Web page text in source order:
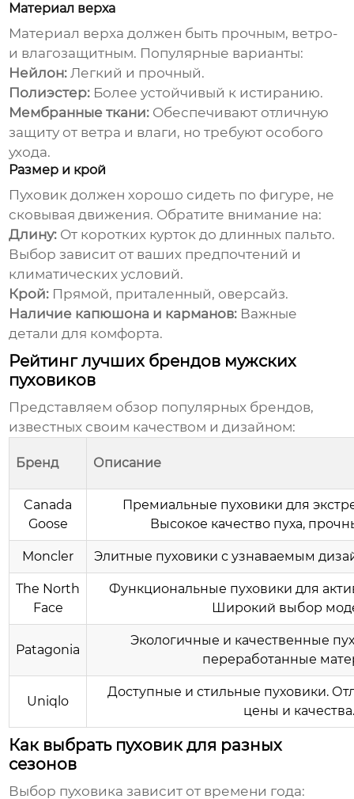
Материал верха
Материал верха должен быть прочным, ветро-
и влагозащитным. Популярные варианты:
Нейлон: Легкий и прочный.
Полиэстер: Более устойчивый к истиранию.
Мембранные ткани: Обеспечивают отличную
защиту от ветра и влаги, но требуют особого
ухода.
Размер и крой
Пуховик должен хорошо сидеть по фигуре, не
сковывая движения. Обратите внимание на:
Длину: От коротких курток до длинных пальто.
Выбор зависит от ваших предпочтений и
климатических условий.
Крой: Прямой, приталенный, оверсайз.
Наличие капюшона и карманов: Важные
детали для комфорта.
Рейтинг лучших брендов мужских
пуховиков
Представляем обзор популярных брендов,
известных своим качеством и дизайном:
Бренд Описание
Canada
Goose
Премиальные пуховики для
Высокое качество пуха,
Moncler Элитные пуховики с узнаваемым
The North
Face
Функциональные пуховики для
Широкий выбор
Patagonia
Экологичные и качественные
переработанные
Uniqlo
Доступные и стильные пуховики.
цены и
Как выбрать пуховик для разных
сезонов
Выбор пуховика зависит от времени года: